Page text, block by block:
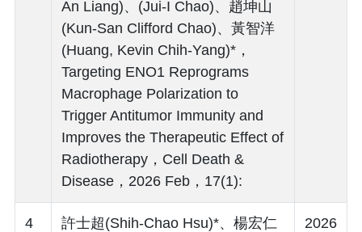
An Liang)、(Jui-I Chao)、趙坤山
(Kun-San Clifford Chao)、黃智洋
(Huang, Kevin Chih-Yang)*，
Targeting ENO1 Reprograms
Macrophage Polarization to
Trigger Antitumor Immunity and
Improves the Therapeutic Effect of
Radiotherapy，Cell Death &
Disease，2026 Feb，17(1):
4
許士超(Shih-Chao Hsu)*、楊宏仁
2026